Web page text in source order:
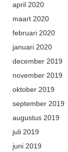
april 2020
maart 2020
februari 2020
januari 2020
december 2019
november 2019
oktober 2019
september 2019
augustus 2019
juli 2019
juni 2019